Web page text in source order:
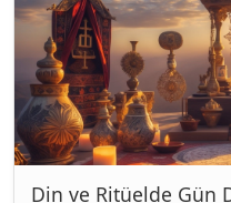
Din ve Ritüelde Gün